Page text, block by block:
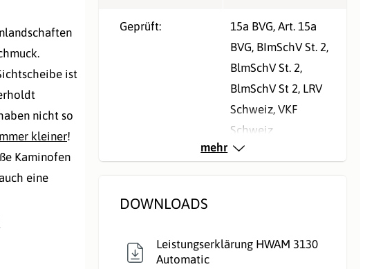
ist
nicht so
kleiner!
Kaminofen
eine
Geprüft: 15a BVG, Art. 15a
BVG, BImSchV St. 2,
BlmSchV St. 2,
BlmSchV St 2, LRV
Schweiz, VKF
Schweiz
Maßeinheit: Stück
Nennleistung kW,
Rauchrohranschlu
Hinten
mehr
DOWNLOADS
Leistungserklärung HWAM 3130
Automatic